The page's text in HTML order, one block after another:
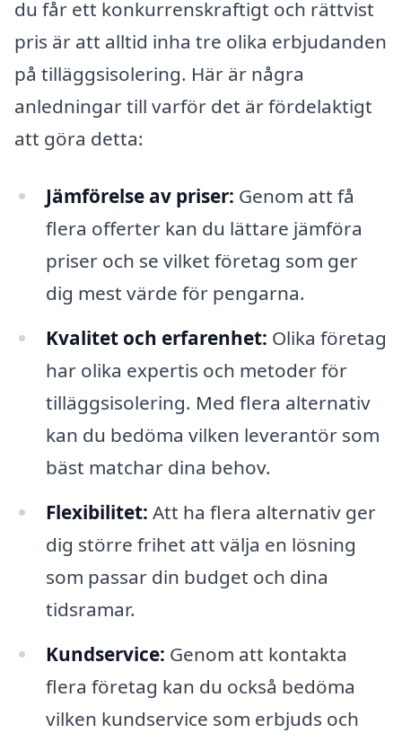
du får ett konkurrenskraftigt och rättvist
pris är att alltid inha tre olika erbjudanden
på tilläggsisolering. Här är några
anledningar till varför det är fördelaktigt
att göra detta:
Jämförelse av priser: Genom att få
flera offerter kan du lättare jämföra
priser och se vilket företag som ger
dig mest värde för pengarna.
Kvalitet och erfarenhet: Olika företag
har olika expertis och metoder för
tilläggsisolering. Med flera alternativ
kan du bedöma vilken leverantör som
bäst matchar dina behov.
Flexibilitet: Att ha flera alternativ ger
dig större frihet att välja en lösning
som passar din budget och dina
tidsramar.
Kundservice: Genom att kontakta
flera företag kan du också bedöma
vilken kundservice som erbjuds och